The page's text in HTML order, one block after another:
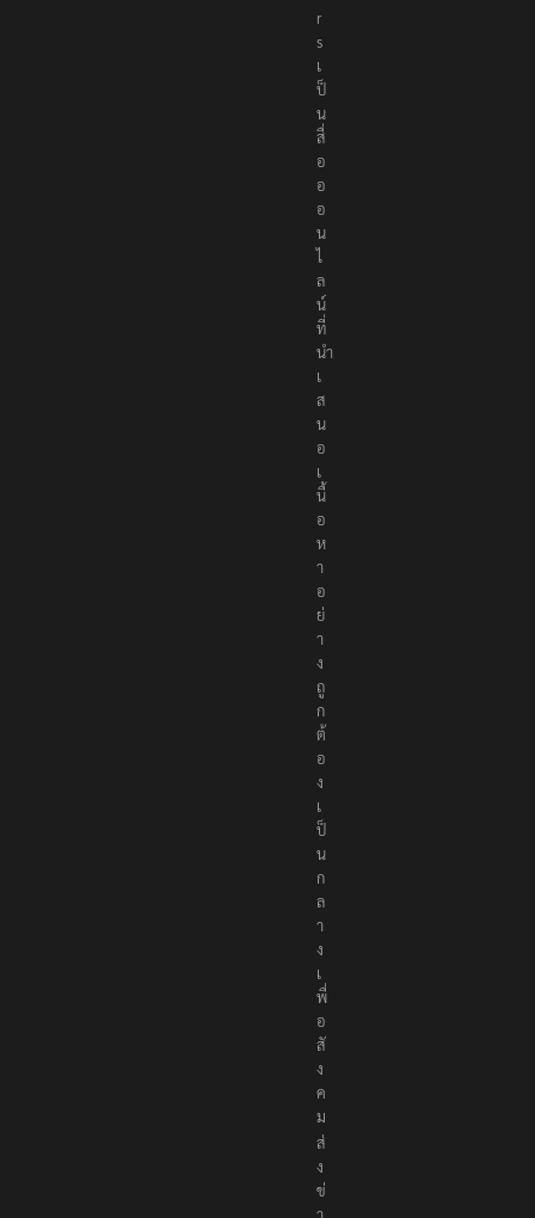
r
s
เ
ป็
น
สื่
อ
อ
อ
น
ไ
ล
น์
ที่
นำ
เ
ส
น
อ
เ
นื้
อ
ห
า
อ
ย่
า
ง
ถู
ก
ต้
อ
ง
เ
ป็
น
ก
ล
า
ง
เ
พื่
อ
สั
ง
ค
ม
ส่
ง
ข่